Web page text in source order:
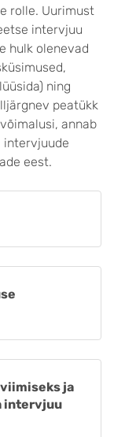
rolle. Uurimust
intervjuu
hulk olenevad
ning
peatükk
annab
intervjuude
eest.
ja
intervjuu